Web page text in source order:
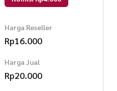
Harga Reseller
Rp16.000
Harga Jual
Rp20.000